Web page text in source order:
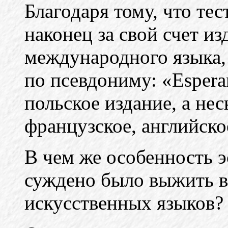
Благодаря тому, что
наконец за свой счет
международного
по псевдониму:
польское издание, а
французское,
В чем же особенность
суждено было выжить
искусственных языков?